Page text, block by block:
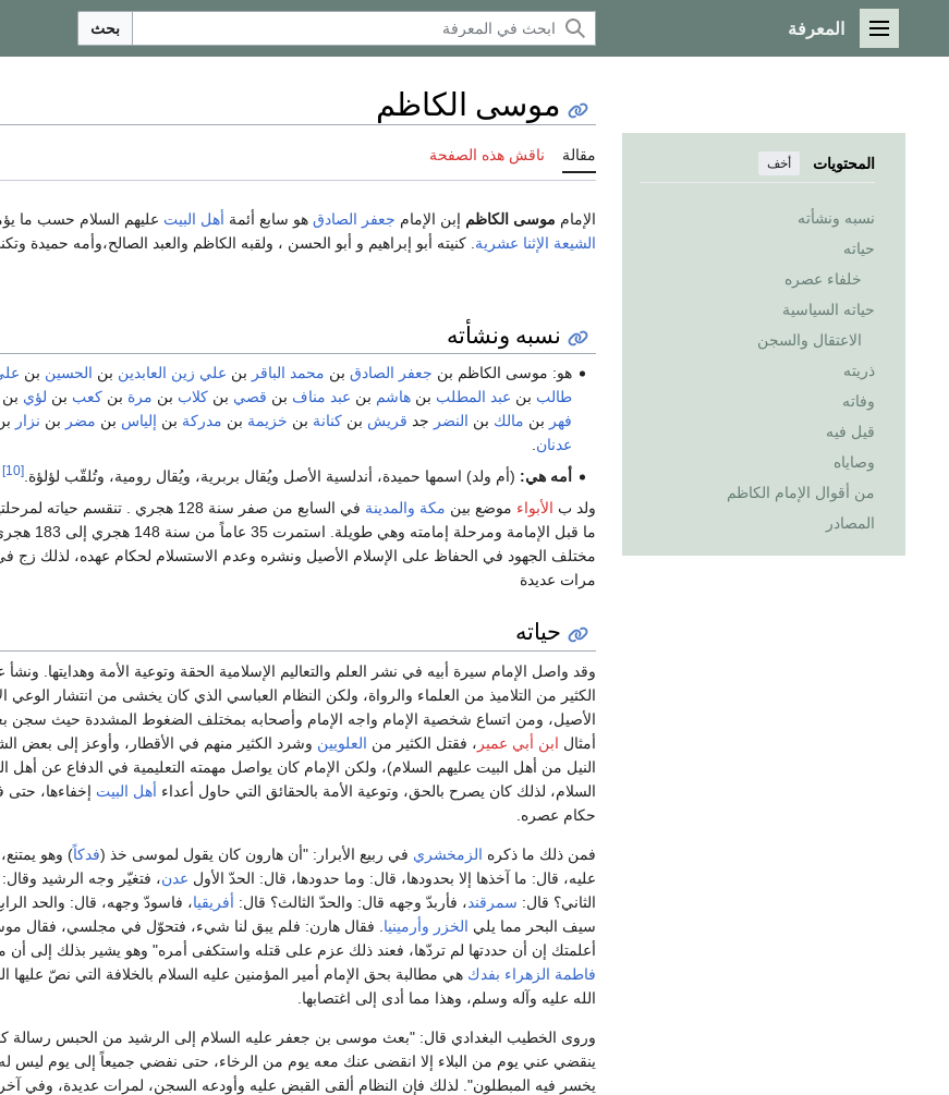
القائمة الرئيسية
المعرفة بحث
المحتويات أخف
نسبه ونشأته
حياته
خلفاء عصره
حياته السياسية
الاعتقال والسجن
ذريته
وفاته
قيل فيه
وصاياه
من أقوال الإمام الكاظم
المصادر
موسى الكاظم
مقالة ناقش هذه الصفحة
الإمام موسى الكاظم إبن الإمام جعفر الصادق هو سابع أئمة أهل البيت عليهم السلام حسب ما
الشيعة الإثنا عشرية . كنيته أبو إبراهيم و أبو الحسن ، ولقبه الكاظم والعبد الصالح،وأمه حميدة
نسبه ونشأته
هو: موسى الكاظم بن جعفر الصادق بن محمد الباقر بن علي زين العابدين بن الحسين بن
طالب بن عبد المطلب بنهاشم بن عبد مناف بن قصي بنكلاب بن مرة بنكعب بن لؤي
فهر بن مالك بن النضر جد قريش بنكنانة بن خزيمة بن مدركة بن إلياس بن مضر بن نزار
عدنان
أمه هي: (أم ولد) اسمها حميدة، أندلسية الأصل ويُقال بربرية، ويُقال رومية، وتُلقّب لؤلؤة.[10]
ولد ب الأبواء موضع بين مكة والمدينة
في السابع من صفر سنة 128 هجري . تنقسم
ما قبل الإمامة ومرحلة
مختلف الجهود في الحفاظ على الإسلام الأصيل ونشره وعدم الاستسلام لحكام عهده، لذلك زج
مرات عديدة
حياته
وقد واصل الإمام سيرة أبيه في نشر العلم والتعاليم الإسلامية الحقة وتوعية الأمة وهدايتها. ونشأ
الكثير من التلاميذ من العلماء والرواة، ولكن النظام العباسي الذي كان يخشى من انتشار الوعي
الأصيل، ومن اتساع شخصية الإمام واجه الإمام وأصحابه بمختلف الضغوط المشددة حيث سجن
أمثال ابن أبي عمير ، فقتل الكثير من العلويين وشرد الكثير منهم في الأقطار، وأوعز إلى بعض
النيل من أهل البيت عليهم السلام)، ولكن الإمام كان يواصل مهمته التعليمية في الدفاع عن أهل
السلام، لذلك كان يصرح بالحق، وتوعية الأمة بالحقائق التي حاول أعداء أهل البيت إخفاءها،
حكام عصره.
فمن ذلك ما ذكره الزمخشري في ربيع الأبرار: "أن هارون كان يقول لموسى خذ (فدكاً) وهو
عليه، قال: ما آخذها إلا بحدودها، قال: وما حدودها، قال: الحدّ الأول عدن، فتغيّر وجه الرشيد وقال:
الثاني؟ قال: سمرقند، فأربدّ وجهه قال: والحدّ الثالث؟ قال: أفريقيا، فاسودّ وجهه، قال: والحد
سيف البحر مما يلي الخزر وأرمينيا . فقال هارن: فلم يبق لنا شيء، فتحوّل في مجلسي، فقال
أعلمتك إن أن حددتها لم تردّها، فعند ذلك عزم على قتله واستكفى أمره" وهو يشير بذلك إلى أن
فاطمة الزهراء بفدك هي مطالبة بحق الإمام أمير المؤمنين عليه السلام بالخلافة التي نصّ عليها
الله عليه وآله وسلم، وهذا مما أدى إلى اغتصابها.
وروى الخطيب البغدادي قال: "بعث موسى بن جعفر عليه السلام إلى الرشيد من الحبس رسالة
ينقضي عني يوم من البلاء إلا انقضى عنك معه يوم من الرخاء، حتى نفضي جميعاً إلى يوم ليس
يخسر فيه المبطلون". لذلك فإن النظام ألقى القبض عليه وأودعه السجن، لمرات عديدة، وفي